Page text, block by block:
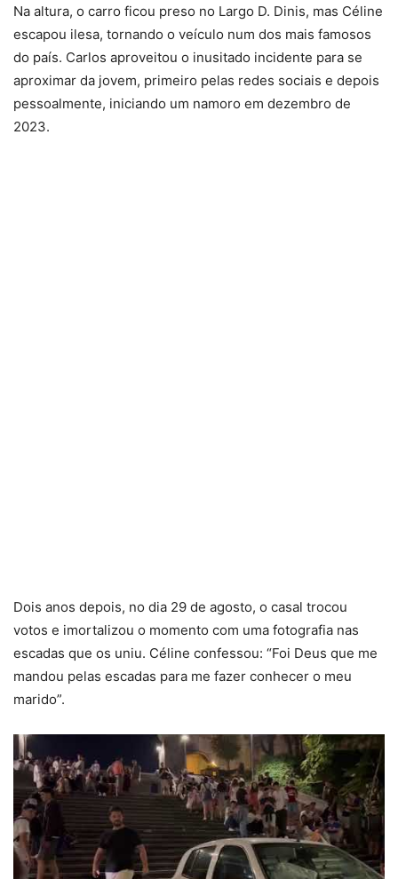
Na altura, o carro ficou preso no Largo D. Dinis, mas Céline
escapou ilesa, tornando o veículo num dos mais famosos
do país. Carlos aproveitou o inusitado incidente para se
aproximar da jovem, primeiro pelas redes sociais e depois
pessoalmente, iniciando um namoro em dezembro de
2023.
Dois anos depois, no dia 29 de agosto, o casal trocou
votos e imortalizou o momento com uma fotografia nas
escadas que os uniu. Céline confessou: “Foi Deus que me
mandou pelas escadas para me fazer conhecer o meu
marido”.